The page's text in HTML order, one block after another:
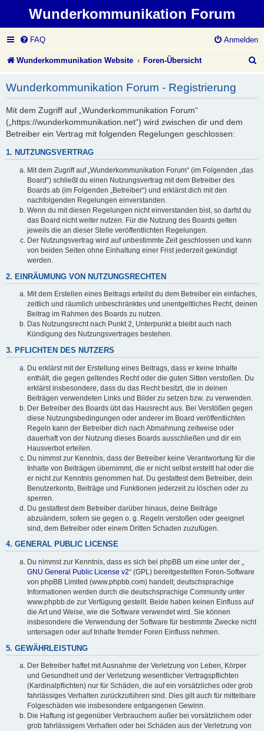
Wunderkommunikation Forum
FAQ Anmelden
Wunderkommunikation Website Foren-Übersicht
Wunderkommunikation Forum - Registrierung
Mit dem Zugriff auf „Wunderkommunikation Forum“
(„https://wunderkommunikation.net“) wird zwischen dir und dem
Betreiber ein Vertrag mit folgenden Regelungen geschlossen:
1. NUTZUNGSVERTRAG
Mit dem Zugriff auf „Wunderkommunikation Forum“ (im Folgenden „das
Board“) schließt du einen Nutzungsvertrag mit dem Betreiber des
Boards ab (im Folgenden „Betreiber“) und erklärst dich mit den
nachfolgenden Regelungen einverstanden.
Wenn du mit diesen Regelungen nicht einverstanden bist, so darfst du
das Board nicht weiter nutzen. Für die Nutzung des Boards gelten
jeweils die an dieser Stelle veröffentlichten Regelungen.
Der Nutzungsvertrag wird auf unbestimmte Zeit geschlossen und kann
von beiden Seiten ohne Einhaltung einer Frist jederzeit gekündigt
werden.
2. EINRÄUMUNG VON NUTZUNGSRECHTEN
Mit dem Erstellen eines Beitrags erteilst du dem Betreiber ein einfaches,
zeitlich und räumlich unbeschränktes und unentgeltliches Recht, deinen
Beitrag im Rahmen des Boards zu nutzen.
Das Nutzungsrecht nach Punkt 2, Unterpunkt a bleibt auch nach
Kündigung des Nutzungsvertrages bestehen.
3. PFLICHTEN DES NUTZERS
Du erklärst mit der Erstellung eines Beitrags, dass er keine Inhalte
enthält, die gegen geltendes Recht oder die guten Sitten verstoßen. Du
erklärst insbesondere, dass du das Recht besitzt, die in deinen
Beiträgen verwendeten Links und Bilder zu setzen bzw. zu verwenden.
Der Betreiber des Boards übt das Hausrecht aus. Bei Verstößen gegen
diese Nutzungsbedingungen oder anderer im Board veröffentlichten
Regeln kann der Betreiber dich nach Abmahnung zeitweise oder
dauerhaft von der Nutzung dieses Boards ausschließen und dir ein
Hausverbot erteilen.
Du nimmst zur Kenntnis, dass der Betreiber keine Verantwortung für die
Inhalte von Beiträgen übernimmt, die er nicht selbst erstellt hat oder die
er nicht zur Kenntnis genommen hat. Du gestattest dem Betreiber, dein
Benutzerkonto, Beiträge und Funktionen jederzeit zu löschen oder zu
sperren.
Du gestattest dem Betreiber darüber hinaus, deine Beiträge
abzuändern, sofern sie gegen o. g. Regeln verstoßen oder geeignet
sind, dem Betreiber oder einem Dritten Schaden zuzufügen.
4. GENERAL PUBLIC LICENSE
Du nimmst zur Kenntnis, dass es sich bei phpBB um eine unter der „
GNU General Public License v2“ (GPL) bereitgestellten Foren-Software
von phpBB Limited (www.phpbb.com) handelt; deutschsprachige
Informationen werden durch die deutschsprachige Community unter
www.phpbb.de zur Verfügung gestellt. Beide haben keinen Einfluss auf
die Art und Weise, wie die Software verwendet wird. Sie können
insbesondere die Verwendung der Software für bestimmte Zwecke nicht
untersagen oder auf Inhalte fremder Foren Einfluss nehmen.
5. GEWÄHRLEISTUNG
Der Betreiber haftet mit Ausnahme der Verletzung von Leben, Körper
und Gesundheit und der Verletzung wesentlicher Vertragspflichten
(Kardinalpflichten) nur für Schäden, die auf ein vorsätzliches oder grob
fahrlässiges Verhalten zurückzuführen sind. Dies gilt auch für mittelbare
Folgeschäden wie insbesondere entgangenen Gewinn.
Die Haftung ist gegenüber Verbrauchern außer bei vorsätzlichem oder
grob fahrlässigem Verhalten oder bei Schäden aus der Verletzung von